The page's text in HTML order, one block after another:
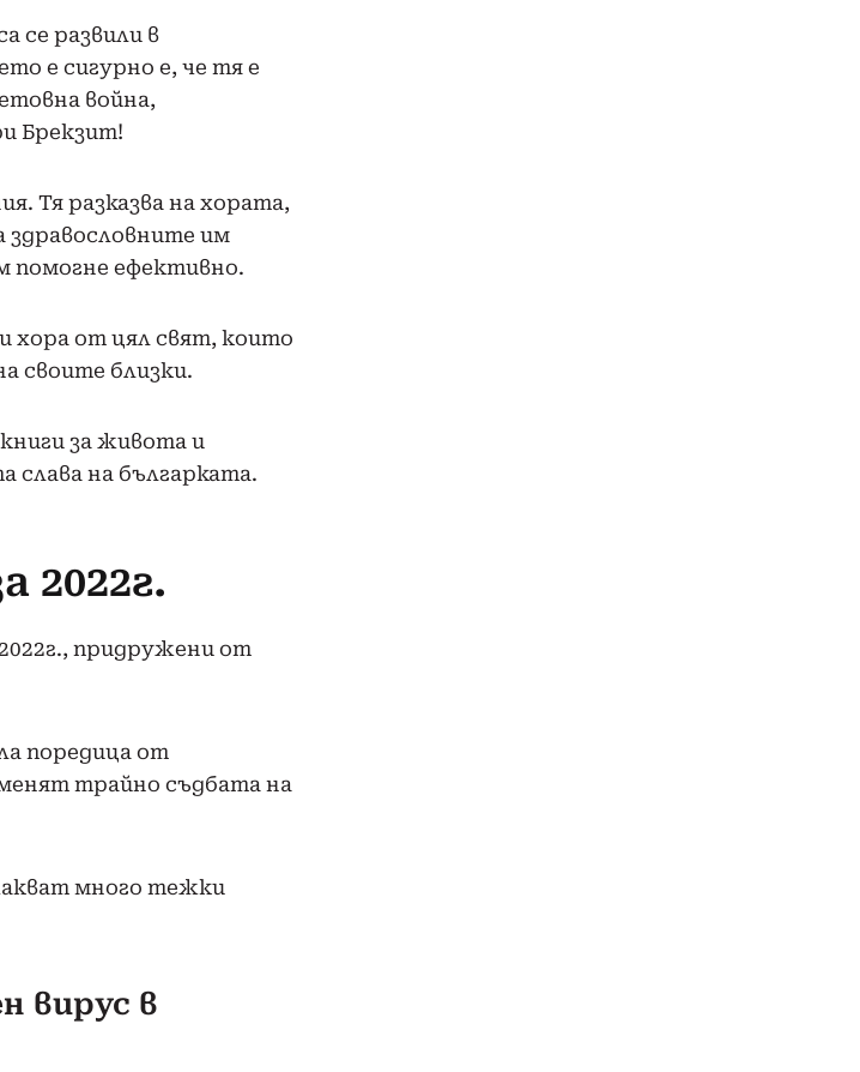
се развили в
е сигурно е, че тя е
война,
Брекзит!
Тя разказва на хората,
здравословните им
помогне ефективно.
хора от цял свят, които
своите близки.
за живота и
слава на българката.
2022г.
придружени от
поредица от
трайно съдбата на
много тежки
вирус в